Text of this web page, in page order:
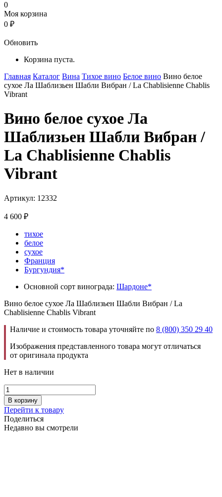
0
Моя корзина
0 ₽
Обновить
Корзина пуста.
Главная Каталог Вина Тихое вино Белое вино Вино белое
сухое Ла Шаблизьен Шабли Вибран / La Chablisienne Chablis
Vibrant
Вино белое сухое Ла
Шаблизьен Шабли Вибран /
La Chablisienne Chablis
Vibrant
Артикул: 12332
4 600 ₽
тихое
белое
сухое
Франция
Бургундия*
Основной сорт винограда: Шардоне*
Вино белое сухое Ла Шаблизьен Шабли Вибран / La
Chablisienne Chablis Vibrant
Наличие и стоимость товара уточняйте по 8 (800) 350 29 40
Изображения представленного товара могут отличаться
от оригинала продукта
Нет в наличии
В корзину
Перейти к товару
Поделиться
Недавно вы смотрели